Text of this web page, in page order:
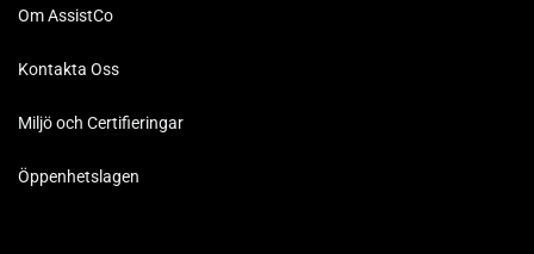
Om AssistCo
Kontakta Oss
Miljö och Certifieringar
Öppenhetslagen